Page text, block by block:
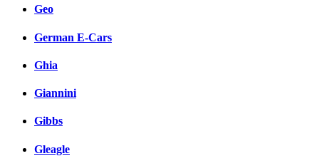
Geo
German E-Cars
Ghia
Giannini
Gibbs
Gleagle